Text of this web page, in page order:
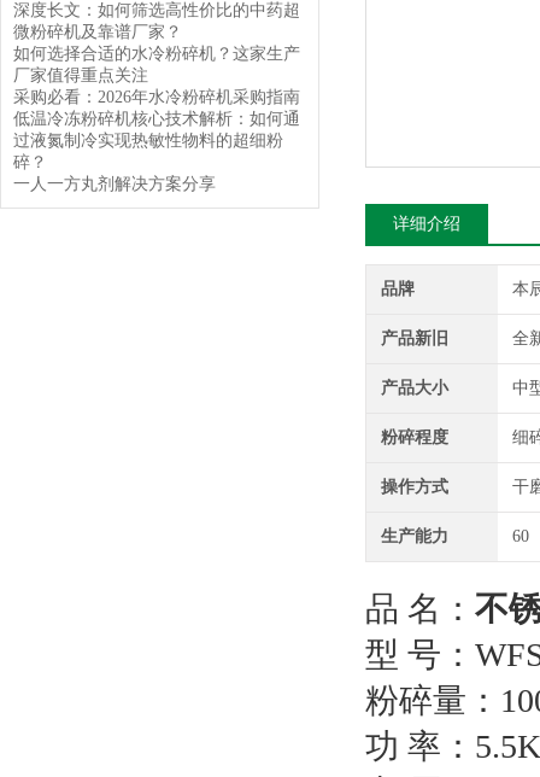
深度长文：如何筛选高性价比的中药超
微粉碎机及靠谱厂家？
如何选择合适的水冷粉碎机？这家生产
厂家值得重点关注
采购必看：2026年水冷粉碎机采购指南
低温冷冻粉碎机核心技术解析：如何通
过液氮制冷实现热敏性物料的超细粉
碎？
一人一方丸剂解决方案分享
详细介绍
品牌 本
产品新旧 全
产品大小 中
粉碎程度 细
操作方式 干
生产能力 60
品 名： 不
型 号：
粉碎量：
功 率：